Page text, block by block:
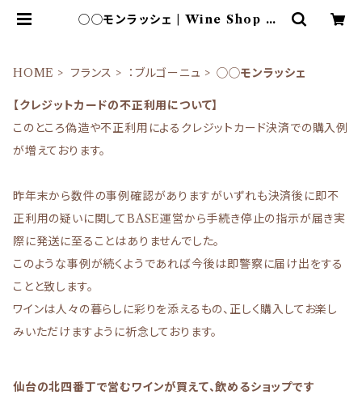
◯◯モンラッシェ | Wine Shop SY
HOME
フランス ：ブルゴーニュ ◯◯モンラッシェ
【クレジットカードの不正利用について】
このところ偽造や不正利用によるクレジットカード決済での購入例
が増えております。
昨年末から数件の事例確認がありますがいずれも決済後に即不
正利用の疑いに関してBASE運営から手続き停止の指示が届き実
際に発送に至ることはありませんでした。
このような事例が続くようであれば今後は即警察に届け出をする
ことと致します。
ワインは人々の暮らしに彩りを添えるもの、正しく購入してお楽し
みいただけますように祈念しております。
仙台の北四番丁で営むワインが買えて、飲めるショップです